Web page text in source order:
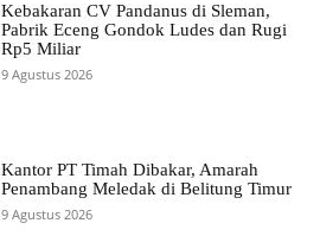
Kebakaran CV Pandanus di Sleman,
Pabrik Eceng Gondok Ludes dan Rugi
Rp5 Miliar
9 Agustus 2026
Kantor PT Timah Dibakar, Amarah
Penambang Meledak di Belitung Timur
9 Agustus 2026